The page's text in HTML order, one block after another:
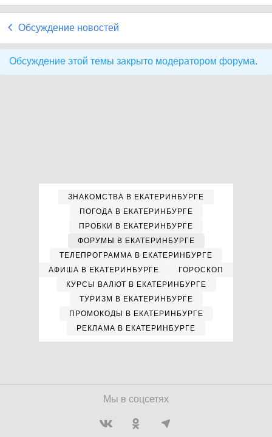
Обсуждение новостей
Обсуждение этой темы закрыто модератором форума.
ЗНАКОМСТВА В ЕКАТЕРИНБУРГЕ
ПОГОДА В ЕКАТЕРИНБУРГЕ
ПРОБКИ В ЕКАТЕРИНБУРГЕ
ФОРУМЫ В ЕКАТЕРИНБУРГЕ
ТЕЛЕПРОГРАММА В ЕКАТЕРИНБУРГЕ
АФИША В ЕКАТЕРИНБУРГЕ
ГОРОСКОП
КУРСЫ ВАЛЮТ В ЕКАТЕРИНБУРГЕ
ТУРИЗМ В ЕКАТЕРИНБУРГЕ
ПРОМОКОДЫ В ЕКАТЕРИНБУРГЕ
РЕКЛАМА В ЕКАТЕРИНБУРГЕ
Мы в соцсетях